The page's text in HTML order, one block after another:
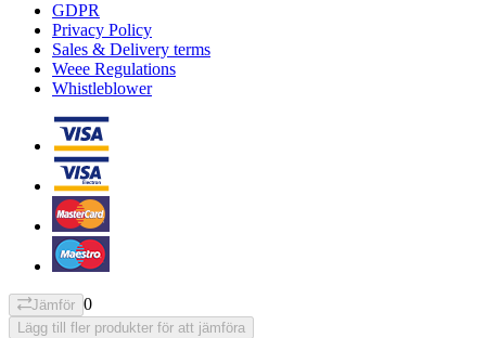
GDPR
Privacy Policy
Sales & Delivery terms
Weee Regulations
Whistleblower
Jämför 0
Lägg till fler produkter för att jämföra